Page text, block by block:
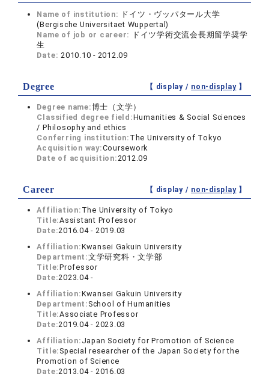
Name of institution: ドイツ・ヴッパタール大学
(Bergische Universitaet Wuppertal)
Name of job or career:
ドイツ学術交流会長期留学奨学
生
Date:2010.10 - 2012.09
Degree 【 display / non-display】
Degree name:博士（文学）
Classified degree field:Humanities & Social Sciences
/ Philosophy and ethics
Conferring institution: The University of Tokyo
Acquisition way:Coursework
Date of acquisition:2012.09
Career 【 display / non-display】
Affiliation: The University of Tokyo
Title:Assistant Professor
Date:2016.04 - 2019.03
Affiliation:Kwansei Gakuin University
Department:文学研究科・文学部
Title:Professor
Date:2023.04 -
Affiliation:Kwansei Gakuin University
Department: School of Humanities
Title:Associate Professor
Date:2019.04 - 2023.03
Affiliation: Japan Society for Promotion of Science
Title: Special researcher of the Japan Society for the
Promotion of Science
Date:2013.04 - 2016.03